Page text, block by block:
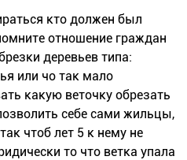
кто должен был
отношение граждан
деревьев типа:
или чо так мало
какую веточку обрезать
себе сами жильцы,
чтоб лет 5 к нему не
то что ветка упала